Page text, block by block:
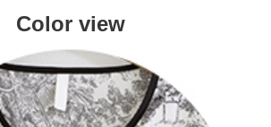
Color view